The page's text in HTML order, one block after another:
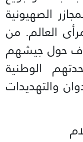
الصهيونية
العالم. من
حول جيشهم
الوطنية
والتهديدات